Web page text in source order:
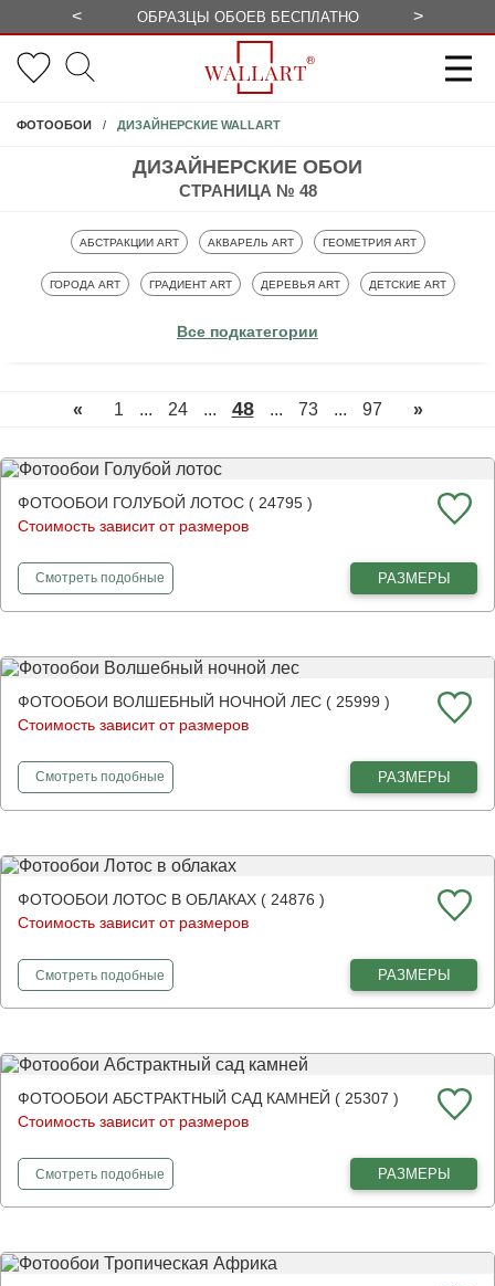
< ОБРАЗЦЫ ОБОЕВ БЕСПЛАТНО >
ДИЗАЙНЕРСКИЕ ОБОИ
СТРАНИЦА № 48
ФОТООБОИ ДИЗАЙНЕРСКИЕ WALLART
ФОТООБОИ
АБСТРАКЦИИ ART ФОТООБОИ
АКВАРЕЛЬ ART ФОТООБОИ
ГЕОМЕТРИЯ ART
ФОТООБОИ
ГОРОДА ART ФОТООБОИ
ГРАДИЕНТ ART ФОТООБОИ
ДЕРЕВЬЯ ART ФОТООБОИ
ДЕТСКИЕ ART
ФОТООБОИ
ЛЮДИ ART
Все подкатегории
« 1 ... 24 ... 48 ... 73 ... 97 »
ФОТООБОИ ГОЛУБОЙ ЛОТОС ( 24795 )
Стоимость зависит от размеров
Смотретьфотообои
подобные РАЗМЕРЫ
ФОТООБОИ ВОЛШЕБНЫЙ НОЧНОЙ ЛЕС ( 25999 )
Стоимость зависит от размеров
Смотретьфотообои
подобные РАЗМЕРЫ
ФОТООБОИ ЛОТОС В ОБЛАКАХ ( 24876 )
Стоимость зависит от размеров
Смотретьфотообои
подобные РАЗМЕРЫ
ФОТООБОИ АБСТРАКТНЫЙ САД КАМНЕЙ ( 25307 )
Стоимость зависит от размеров
Смотретьфотообои
подобные РАЗМЕРЫ